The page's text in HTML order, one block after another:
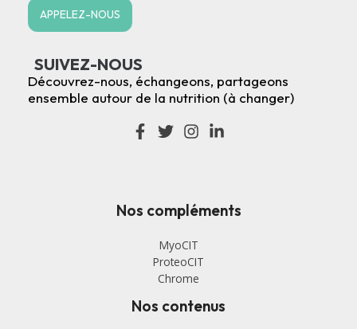
APPELEZ-NOUS
SUIVEZ-NOUS
Découvrez-nous, échangeons, partageons
ensemble autour de la nutrition (à changer)
Nos compléments
MyoCIT
ProteoCIT
Chrome
Nos contenus